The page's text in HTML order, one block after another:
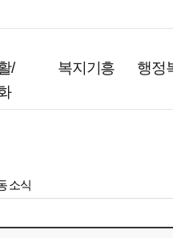
/
복지기흥 행정
소식